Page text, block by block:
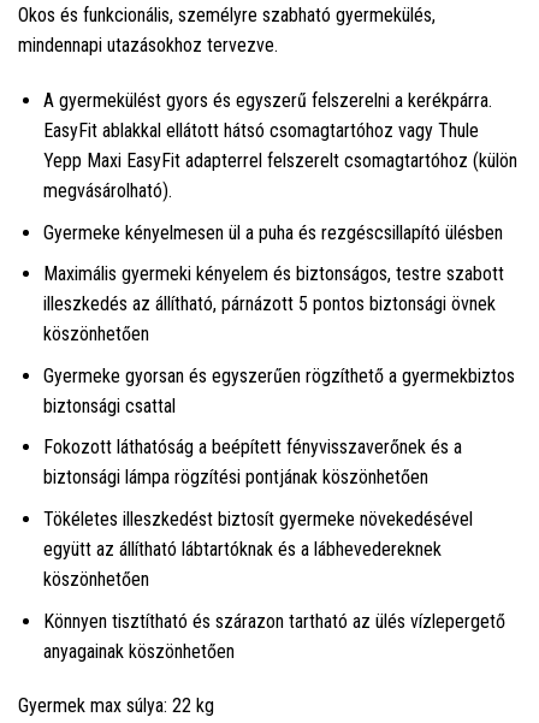
Okos és funkcionális, személyre szabható gyermekülés,
mindennapi utazásokhoz tervezve.
A gyermekülést gyors és egyszerű felszerelni a kerékpárra.
EasyFit ablakkal ellátott hátsó csomagtartóhoz vagy Thule
Yepp Maxi EasyFit adapterrel felszerelt csomagtartóhoz (külön
megvásárolható).
Gyermeke kényelmesen ül a puha és rezgéscsillapító ülésben
Maximális gyermeki kényelem és biztonságos, testre szabott
illeszkedés az állítható, párnázott 5 pontos biztonsági övnek
köszönhetően
Gyermeke gyorsan és egyszerűen rögzíthető a gyermekbiztos
biztonsági csattal
Fokozott láthatóság a beépített fényvisszaverőnek és a
biztonsági lámpa rögzítési pontjának köszönhetően
Tökéletes illeszkedést biztosít gyermeke növekedésével
együtt az állítható lábtartóknak és a lábhevedereknek
köszönhetően
Könnyen tisztítható és szárazon tartható az ülés vízlepergető
anyagainak köszönhetően
Gyermek max súlya: 22 kg